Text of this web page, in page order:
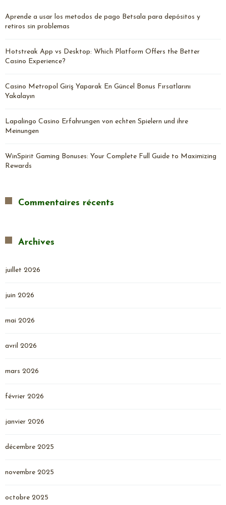
Aprende a usar los metodos de pago Betsala para depósitos y
retiros sin problemas
Hotstreak App vs Desktop: Which Platform Offers the Better
Casino Experience?
Casino Metropol Giriş Yaparak En Güncel Bonus Fırsatlarını
Yakalayın
Lapalingo Casino Erfahrungen von echten Spielern und ihre
Meinungen
WinSpirit Gaming Bonuses: Your Complete Full Guide to Maximizing
Rewards
Commentaires récents
Archives
juillet 2026
juin 2026
mai 2026
avril 2026
mars 2026
février 2026
janvier 2026
décembre 2025
novembre 2025
octobre 2025